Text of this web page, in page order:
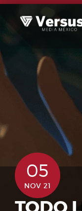
Skip
content
05
NOV 21